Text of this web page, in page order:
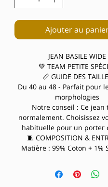
Ajouter au
JEAN BASILE WIDE
💚 TEAM PETITE
📏 GUIDE DES
Du 40 au 48 - Parfait pour
morphologies
Notre conseil : Ce jean
normalement. Choisissez
habituelle pour un porter
🧵 COMPOSITION &
Matière : 99% Coton + 1%
sublime les petites
Avantages : Tenue parfaite,